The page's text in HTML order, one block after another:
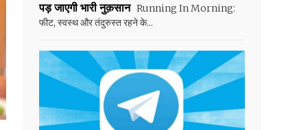
पड़ जाएगी भारी नुक़सान Running In Morning:
फीट, स्वस्थ और तंदुरुस्त रहने के...